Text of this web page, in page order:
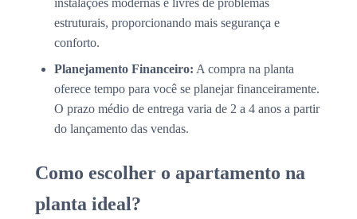
instalações modernas e livres de problemas
estruturais, proporcionando mais segurança e
conforto.
Planejamento Financeiro: A compra na planta
oferece tempo para você se planejar financeiramente.
O prazo médio de entrega varia de 2 a 4 anos a partir
do lançamento das vendas.
Como escolher o apartamento na
planta ideal?